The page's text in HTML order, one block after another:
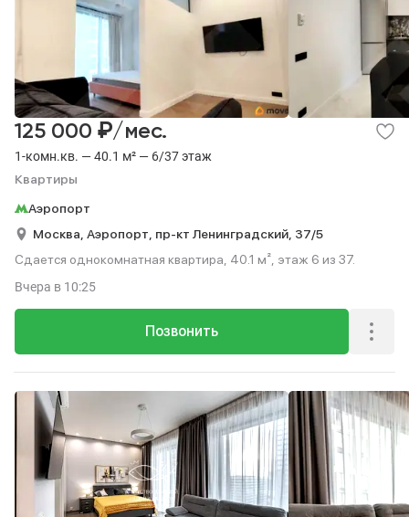
1-комн.кв. — 40.1 м² — 6/37 этаж
Квартиры
125 000 ₽/мес.
Аэропорт
Москва, Аэропорт, пр-кт Ленинградский, 37/5
Сдается однокомнатная квартира, 40.1 м², этаж 6 из 37.
Позвонить
Вчера в 10:25